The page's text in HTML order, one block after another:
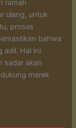
ramah
ulang, untuk
proses
bahwa
adil. Hal ini
sadar akan
merek